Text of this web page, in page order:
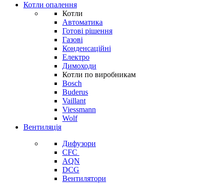
Котли опалення
Котли
Автоматика
Готові рішення
Газові
Конденсаційні
Електро
Димоходи
Котли по виробникам
Bosch
Buderus
Vaillant
Viessmann
Wolf
Вентиляція
Дифузори
CFC
AQN
DCG
Вентилятори